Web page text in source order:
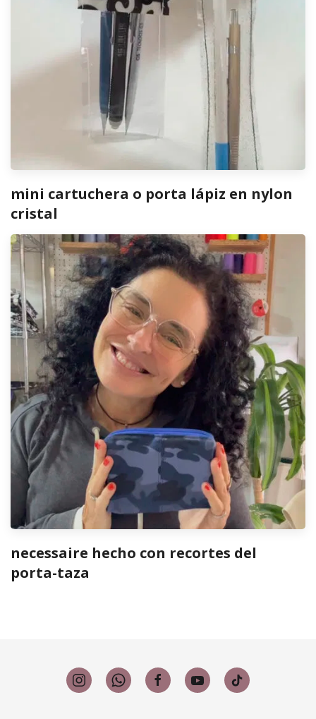
mini cartuchera o porta lápiz en nylon
cristal
necessaire hecho con recortes del
porta-taza